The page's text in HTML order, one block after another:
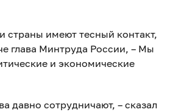
страны имеют тесный контакт,
глава Минтруда России, – Мы
и экономические
давно сотрудничают, – сказал